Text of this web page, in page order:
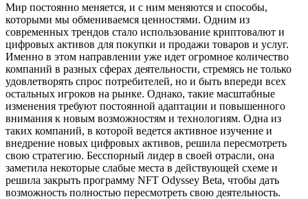
Мир постоянно меняется, и с ним меняются и способы,
которыми мы обмениваемся ценностями. Одним из
современных трендов стало использование криптовалют и
цифровых активов для покупки и продажи товаров и услуг.
Именно в этом направлении уже идет огромное количество
компаний в разных сферах деятельности, стремясь не только
удовлетворять спрос потребителей, но и быть впереди всех
остальных игроков на рынке. Однако, такие масштабные
изменения требуют постоянной адаптации и повышенного
внимания к новым возможностям и технологиям. Одна из
таких компаний, в которой ведется активное изучение и
внедрение новых цифровых активов, решила пересмотреть
свою стратегию. Бесспорный лидер в своей отрасли, она
заметила некоторые слабые места в действующей схеме и
решила закрыть программу NFT Odyssey Beta, чтобы дать
возможность полностью пересмотреть свою деятельность.